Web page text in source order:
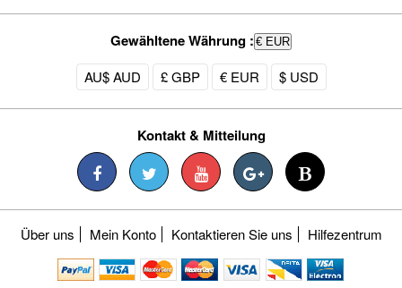
Gewähltene Währung : € EUR
AU$ AUD £ GBP € EUR $ USD
Kontakt & Mitteilung
Über uns Mein Konto Kontaktieren Sie uns Hilfezentrum